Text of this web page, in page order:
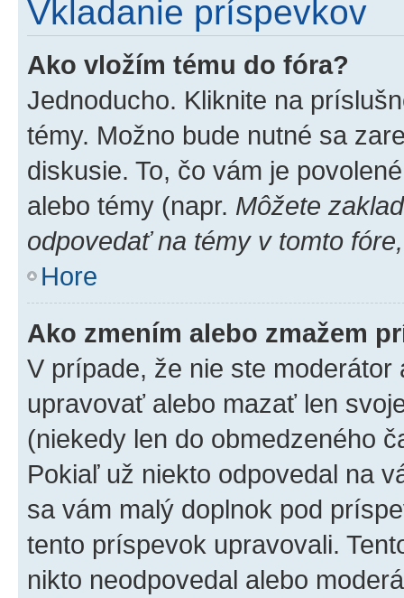
Vkladanie príspevkov
Ako vložím tému do fóra?
Jednoducho. Kliknite na
témy. Možno bude nutné sa
diskusie. To, čo vám je
alebo témy (napr. Môžete
odpovedať na témy v tomto
Hore
Ako zmením alebo zmažem
V prípade, že nie ste
upravovať alebo mazať len
(niekedy len do obmedzeného
Pokiaľ už niekto odpovedal na
sa vám malý doplnok pod
tento príspevok upravovali.
nikto neodpovedal alebo